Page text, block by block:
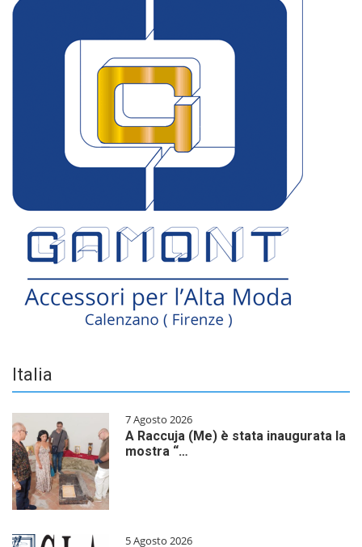
Italia
7 Agosto 2026
A Raccuja (Me) è stata inaugurata la
mostra “…
5 Agosto 2026